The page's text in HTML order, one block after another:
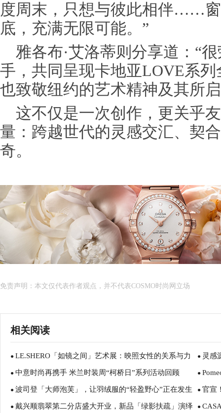
度周末，只想与彼此相伴……
底，充满无限可能。”
雅各布·艾洛蒂则分享道：“
手，共同呈现卡地亚LOVE系
也致敬纽约的艺术精神及其所
这不仅是一次创作，更关乎
量：跨越世代的灵感交汇、契
奇。
免责声明：本文仅代表作者观点，并不代表COSMO时尚网立场
相关阅读
● LE.SHERO「如镜之间」艺术展：映照女性的关系与力
量
● 灵感
● 中意时尚再携手 米兰时装周“柯桥日”系列活动回顾 ●
● 波司登「大师泡芙」，让羽绒服的“轻盈野心”正在发生 ● 官宣
使身
● 戴兴顺翡翠第二分店盛大开业，新品「绿影扶疏」演绎 ●